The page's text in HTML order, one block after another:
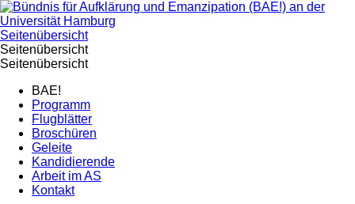
Seitenübersicht
Seitenübersicht
Seitenübersicht
BAE!
Programm
Flugblätter
Broschüren
Geleite
Kandidierende
Arbeit im AS
Kontakt